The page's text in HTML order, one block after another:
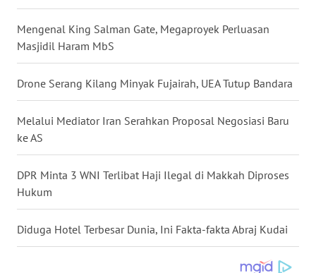
Mengenal King Salman Gate, Megaproyek Perluasan
Masjidil Haram MbS
Drone Serang Kilang Minyak Fujairah, UEA Tutup Bandara
Melalui Mediator Iran Serahkan Proposal Negosiasi Baru
ke AS
DPR Minta 3 WNI Terlibat Haji Ilegal di Makkah Diproses
Hukum
Diduga Hotel Terbesar Dunia, Ini Fakta-fakta Abraj Kudai
WN
SUMBAR
WN
WN